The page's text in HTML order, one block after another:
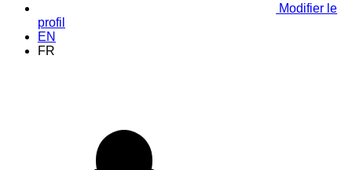
Modifier le
profil
EN
FR